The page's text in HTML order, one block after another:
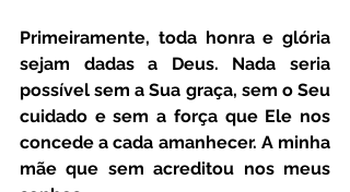
Primeiramente, toda honra e glória
sejam dadas a Deus. Nada seria
possível sem a Sua graça, sem o Seu
cuidado e sem a força que Ele nos
concede a cada amanhecer. A minha
mãe que sem acreditou nos meus